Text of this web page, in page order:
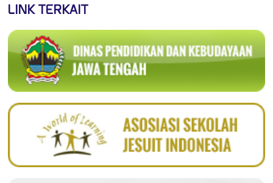
LINK TERKAIT